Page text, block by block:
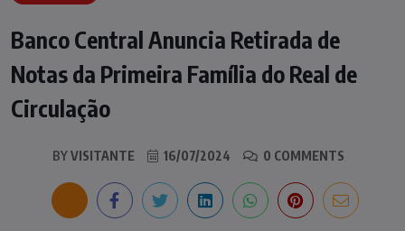
Banco Central Anuncia Retirada de
Notas da Primeira Família do Real de
Circulação
BYVISITANTE 16/07/2024 0 COMMENTS